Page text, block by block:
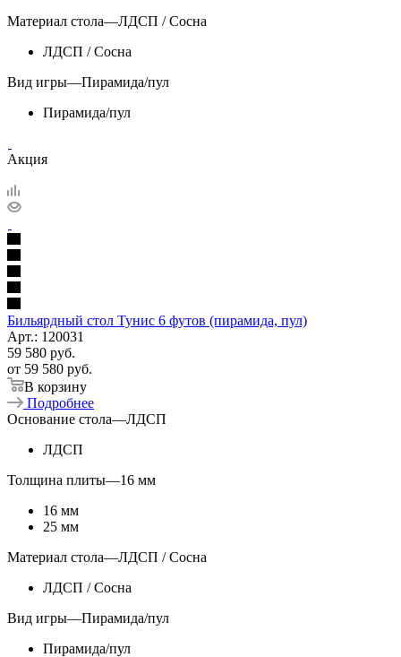
Материал стола—ЛДСП / Сосна
ЛДСП / Сосна
Вид игры—Пирамида/пул
Пирамида/пул
Акция
Бильярдный стол Тунис 6 футов (пирамида, пул)
Арт.: 120031
59 580 руб.
от 59 580 руб.
В корзину
Подробнее
Основание стола—ЛДСП
ЛДСП
Толщина плиты—16 мм
16 мм
25 мм
Материал стола—ЛДСП / Сосна
ЛДСП / Сосна
Вид игры—Пирамида/пул
Пирамида/пул